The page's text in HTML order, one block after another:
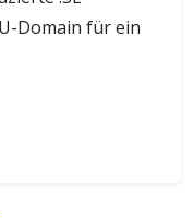
Domain für ein